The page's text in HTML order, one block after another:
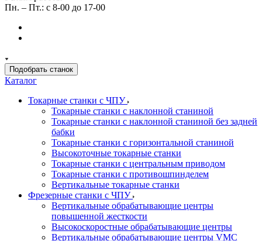
Пн. – Пт.: с 8-00 до 17-00
Подобрать станок
Каталог
Токарные станки с ЧПУ
Токарные станки с наклонной станиной
Токарные станки с наклонной станиной без задней
бабки
Токарные станки с горизонтальной станиной
Высокоточные токарные станки
Токарные станки с центральным приводом
Токарные станки с противошпинделем
Вертикальные токарные станки
Фрезерные станки с ЧПУ
Вертикальные обрабатывающие центры
повышенной жесткости
Высокоскоростные обрабатывающие центры
Вертикальные обрабатывающие центры VMC